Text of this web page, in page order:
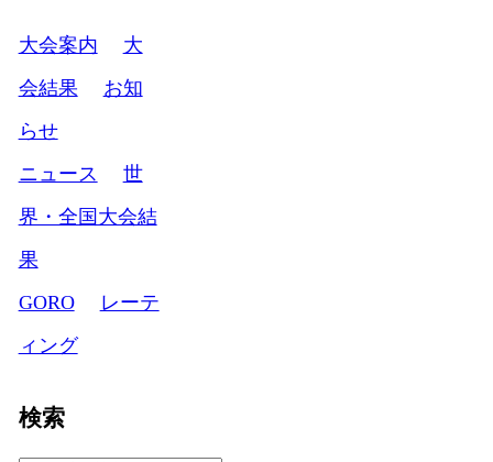
大会案内
大
会結果
お知
らせ
ニュース
世
界・全国大会結
果
GORO
レーテ
ィング
検索